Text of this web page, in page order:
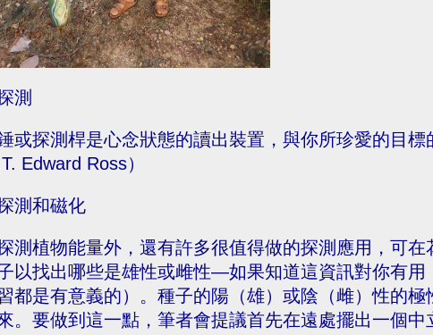
測
或探測桿是心念狀態的讀出裝置，與你所珍愛的目
Edward Ross）
測和磁化
測植物能量外，還有許多很值得做的探測應用，可在
以找出哪些是雄性或雌性—如果知道這資訊對你有用
都是有意義的）。種子的陽（雄）或陰（雌）性的極
。要做到這一點，筆者會提議首先在遠處擺出一個中